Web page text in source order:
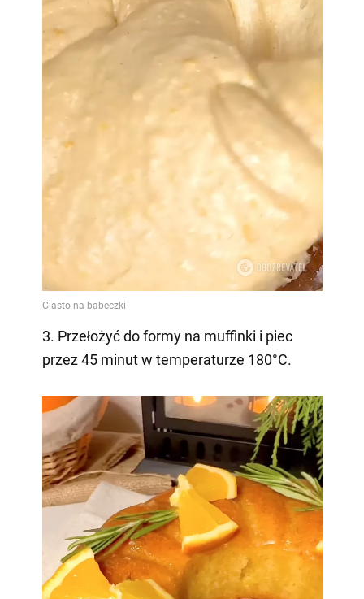
3. Przełożyć do formy na muffinki i piec
przez 45 minut w temperaturze 180°C.